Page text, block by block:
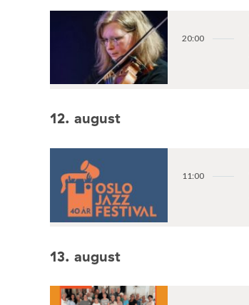
20:00
12. august
11:00
13. august